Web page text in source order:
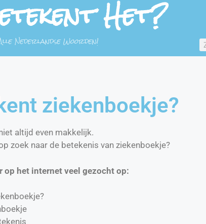
Het?
Nederlandse Woorden!
ziekenboekje?
altijd even makkelijk.
zoek naar de betekenis van ziekenboekje?
op het internet veel gezocht op: